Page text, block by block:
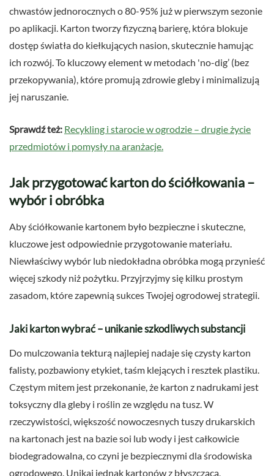
chwastów jednorocznych o 80-95% już w pierwszym sezonie
po aplikacji. Karton tworzy fizyczną barierę, która blokuje
dostęp światła do kiełkujących nasion, skutecznie hamując
ich rozwój. To kluczowy element w metodach 'no-dig’ (bez
przekopywania), które promują zdrowie gleby i minimalizują
jej naruszanie.
Sprawdź też: Recykling i starocie w ogrodzie – drugie życie
przedmiotów i pomysły na aranżacje.
Jak przygotować karton do ściółkowania –
wybór i obróbka
Aby ściółkowanie kartonem było bezpieczne i skuteczne,
kluczowe jest odpowiednie przygotowanie materiału.
Niewłaściwy wybór lub niedokładna obróbka mogą przynieść
więcej szkody niż pożytku. Przyjrzyjmy się kilku prostym
zasadom, które zapewnią sukces Twojej ogrodowej strategii.
Jaki karton wybrać – unikanie szkodliwych substancji
Do mulczowania tekturą najlepiej nadaje się czysty karton
falisty, pozbawiony etykiet, taśm klejących i resztek plastiku.
Częstym mitem jest przekonanie, że karton z nadrukami jest
toksyczny dla gleby i roślin ze względu na tusz. W
rzeczywistości, większość nowoczesnych tuszy drukarskich
na kartonach jest na bazie soi lub wody i jest całkowicie
biodegradowalna, co czyni je bezpiecznymi dla środowiska
ogrodowego. Unikaj jednak kartonów z błyszczącą,